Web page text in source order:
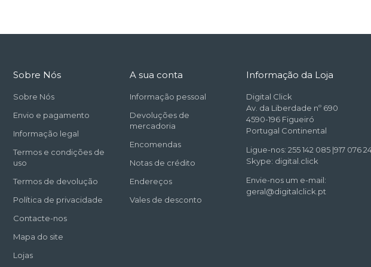
Sobre Nós
Sobre Nós
Envio e pagamento
Informação legal
Termos e condições de
uso
Termos de devolução
Política de privacidade
Contacte-nos
Mapa do site
Lojas
A sua conta
Informação pessoal
Devoluções de
mercadoria
Encomendas
Notas de crédito
Endereços
Vales de desconto
Informação da Loja
Digital Click
Av. da Liberdade nº 690
4590-196 Figueiró
Portugal Continental
Ligue-nos: 255 142 085 |917 076
Skype: digital.click
Envie-nos um e-mail:
geral@digitalclick.pt